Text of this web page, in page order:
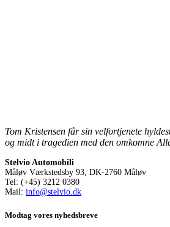
Tom Kristensen får sin velfortjenete
og midt i tragedien med den omkomne
Stelvio Automobili
Måløv Værkstedsby 93, DK-2760 Måløv
Tel: (+45) 3212 0380
Mail: info@stelvio.dk
Modtag vores nyhedsbreve